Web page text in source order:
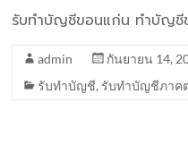
รับทำบัญชีขอนแก่น ทำบัญชี
admin
กันยายน 14,
รับทำบัญชี, รับทำบัญชีภาค